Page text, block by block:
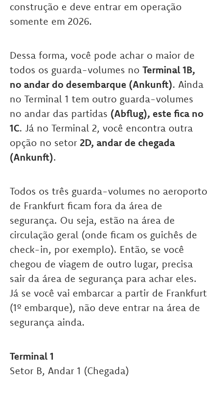
construção e deve entrar em operação
somente em 2026.
Dessa forma, você pode achar o maior de
todos os guarda-volumes no Terminal 1B,
no andar do desembarque (Ankunft). Ainda
no Terminal 1 tem outro guarda-volumes
no andar das partidas (Abflug), este fica no
1C. Já no Terminal 2, você encontra outra
opção no setor 2D, andar de chegada
(Ankunft).
Todos os três guarda-volumes no aeroporto
de Frankfurt ficam fora da área de
segurança. Ou seja, estão na área de
circulação geral (onde ficam os guichês de
check-in, por exemplo). Então, se você
chegou de viagem de outro lugar, precisa
sair da área de segurança para achar eles.
Já se você vai embarcar a partir de Frankfurt
(1º embarque), não deve entrar na área de
segurança ainda.
Terminal 1
Setor B, Andar 1 (Chegada)